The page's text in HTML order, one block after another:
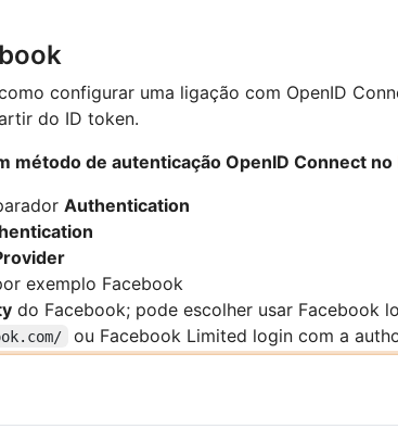
configurar uma ligação com OpenID
do ID token.
método de autenticação OpenID Connect no
Authentication
exemplo Facebook
do Facebook; pode escolher usar Facebook
ou Facebook Limited login com a